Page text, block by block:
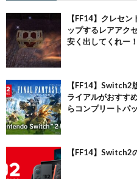
【FF14】クレセ
ップするレアアク
安く出してくれー！
【FF14】Switch2
ライアルがおすす
らコンプリートパ
【FF14】Switch2